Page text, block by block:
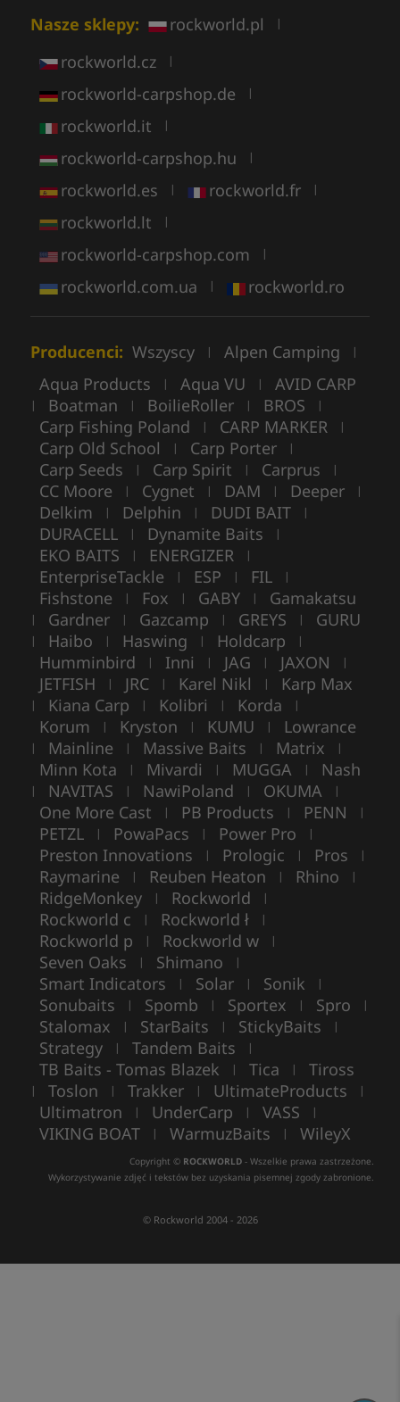
Nasze sklepy: rockworld.pl |
rockworld.cz |
rockworld-carpshop.de |
rockworld.it |
rockworld-carpshop.hu |
rockworld.es | rockworld.fr |
rockworld.lt |
rockworld-carpshop.com |
rockworld.com.ua | rockworld.ro
Producenci: Wszyscy | Alpen Camping |
Aqua Products | Aqua VU | AVID CARP
| Boatman | BoilieRoller | BROS |
Carp Fishing Poland | CARP MARKER |
Carp Old School | Carp Porter |
Carp Seeds | Carp Spirit | Carprus |
CC Moore | Cygnet | DAM | Deeper |
Delkim | Delphin | DUDI BAIT |
DURACELL | Dynamite Baits |
EKO BAITS | ENERGIZER |
EnterpriseTackle | ESP | FIL |
Fishstone | Fox | GABY | Gamakatsu
| Gardner | Gazcamp | GREYS | GURU
| Haibo | Haswing | Holdcarp |
Humminbird | Inni | JAG | JAXON |
JETFISH | JRC | Karel Nikl | Karp Max
| Kiana Carp | Kolibri | Korda |
Korum | Kryston | KUMU | Lowrance
| Mainline | Massive Baits | Matrix |
Minn Kota | Mivardi | MUGGA | Nash
| NAVITAS | NawiPoland | OKUMA |
One More Cast | PB Products | PENN |
PETZL | PowaPacs | Power Pro |
Preston Innovations | Prologic | Pros |
Raymarine | Reuben Heaton | Rhino |
RidgeMonkey | Rockworld |
Rockworld c | Rockworld ł |
Rockworld p | Rockworld w |
Seven Oaks | Shimano |
Smart Indicators | Solar | Sonik |
Sonubaits | Spomb | Sportex | Spro |
Stalomax | StarBaits | StickyBaits |
Strategy | Tandem Baits |
TB Baits - Tomas Blazek | Tica | Tiross
| Toslon | Trakker | UltimateProducts |
Ultimatron | UnderCarp | VASS |
VIKING BOAT | WarmuzBaits | WileyX
Copyright © ROCKWORLD - Wszelkie prawa zastrzeżone.
Wykorzystywanie zdjęć i tekstów bez uzyskania pisemnej zgody zabronione.
© Rockworld 2004 - 2026